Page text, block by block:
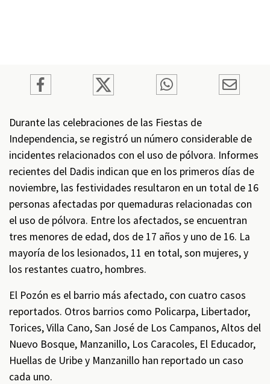
Durante las celebraciones de las Fiestas de
Independencia, se registró un número considerable de
incidentes relacionados con el uso de pólvora. Informes
recientes del Dadis indican que en los primeros días de
noviembre, las festividades resultaron en un total de 16
personas afectadas por quemaduras relacionadas con
el uso de pólvora. Entre los afectados, se encuentran
tres menores de edad, dos de 17 años y uno de 16. La
mayoría de los lesionados, 11 en total, son mujeres, y
los restantes cuatro, hombres.
El Pozón es el barrio más afectado, con cuatro casos
reportados. Otros barrios como Policarpa, Libertador,
Torices, Villa Cano, San José de Los Campanos, Altos del
Nuevo Bosque, Manzanillo, Los Caracoles, El Educador,
Huellas de Uribe y Manzanillo han reportado un caso
cada uno.